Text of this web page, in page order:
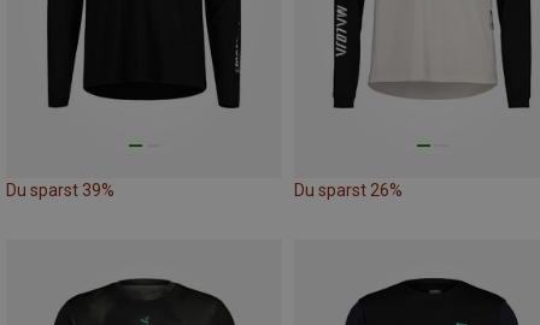
Du sparst 39% Du sparst 26%